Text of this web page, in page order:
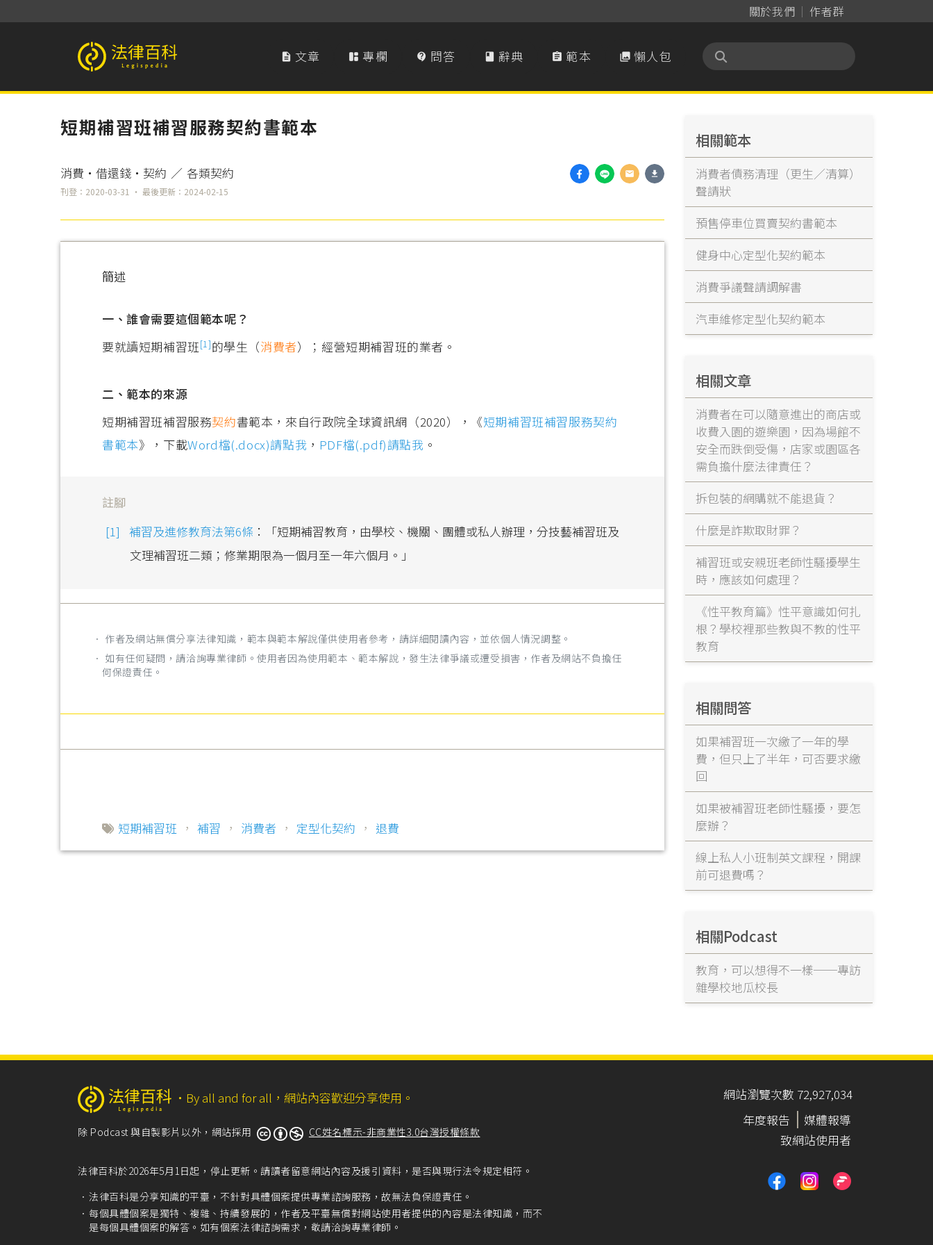
關於我們 作者群
法律百科 Legispedia  文章  專欄  問答  辭典  範本  懶人包
短期補習班補習服務契約書範本
消費‧借還錢‧契約 ／ 各類契約
刊登：2020-03-31 ‧ 最後更新：2024-02-15
簡述
一、誰會需要這個範本呢？
要就讀短期補習班[1]的學生（消費者）；經營短期補習班的業者。
二、範本的來源
短期補習班補習服務契約書範本，來自行政院全球資訊網（2020），《短期補習班補習服務契約
書範本》，下載Word檔(.docx)請點我 ， PDF檔(.pdf)請點我 。
註腳
補習及進修教育法第6條 ：「短期補習教育，由學校、機關、團體或私人辦理，分技藝補習班及
文理補習班二類；修業期限為一個月至一年六個月。」
． 作者及網站無償分享法律知識，範本與範本解說僅供使用者參考，請詳細閱讀內容，並依個人情況調整。
． 如有任何疑問，請洽詢專業律師。使用者因為使用範本、範本解說，發生法律爭議或遭受損害，作者及網站不負擔任
何保證責任。
短期補習班 ， 補習 ， 消費者 ， 定型化契約 ， 退費
相關範本
消費者債務清理（更生／清算）
聲請狀
預售停車位買賣契約書範本
健身中心定型化契約範本
消費爭議聲請調解書
汽車維修定型化契約範本
相關文章
消費者在可以隨意進出的商店或
收費入園的遊樂園，因為場館不
安全而跌倒受傷，店家或園區各
需負擔什麼法律責任？
拆包裝的網購就不能退貨？
什麼是詐欺取財罪？
補習班或安親班老師性騷擾學生
時，應該如何處理？
《性平教育篇》性平意識如何扎
根？學校裡那些教與不教的性平
教育
相關問答
如果補習班一次繳了一年的學
費，但只上了半年，可否要求繳
回
如果被補習班老師性騷擾，要怎
麼辦？
線上私人小班制英文課程，開課
前可退費嗎？
相關Podcast
教育，可以想得不一樣──專訪
雜學校地瓜校長
‧ By all and for all，網站內容歡迎分享使用。
除 Podcast 與自製影片以外，網站採用 CC姓名標示-非商業性3.0台灣授權條款
法律百科於2026年5月1日起，停止更新。請讀者留意網站內容及援引資料，是否與現行法令規定相符。
法律百科是分享知識的平臺，不針對具體個案提供專業諮詢服務，故無法負保證責任。
每個具體個案是獨特、複雜、持續發展的，作者及平臺無償對網站使用者提供的內容是法律知識，而不
是每個具體個案的解答。如有個案法律諮詢需求，敬請洽詢專業律師。
網站瀏覽次數 72,927,034
年度報告
媒體報導
致網站使用者